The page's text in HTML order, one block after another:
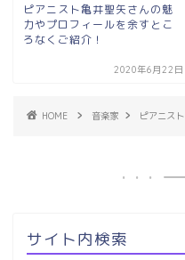
ピアニスト亀井聖矢さんの魅
力やプロフィールを余すとこ
ろなくご紹介！
2020年6月22日
HOME 音楽家 ピアニスト
サイト内検索